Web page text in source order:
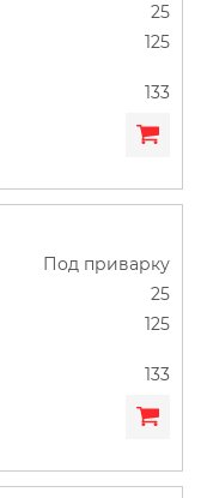
25
125
133
Под приварку
25
125
133